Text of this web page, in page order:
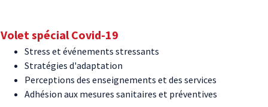
Volet spécial Covid-19
Stress et événements stressants
Stratégies d'adaptation
Perceptions des enseignements et des services
Adhésion aux mesures sanitaires et préventives